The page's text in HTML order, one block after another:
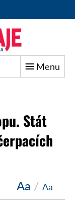
Menu
Stát
Aa / Aa